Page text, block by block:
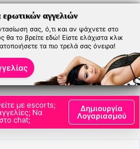
αγγελιών
σας, ό,τι και αν ψάχνετε στο
θα το βρείτε εδώ! Είστε ελάχιστα κλικ
τα πιο τρελά σας όνειρα!
με escorts;
Να
chat;
Δημιουργία
Λογαριασμού